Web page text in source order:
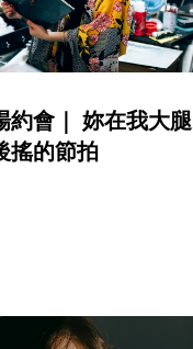
約會｜ 妳在我大腿
搖的節拍